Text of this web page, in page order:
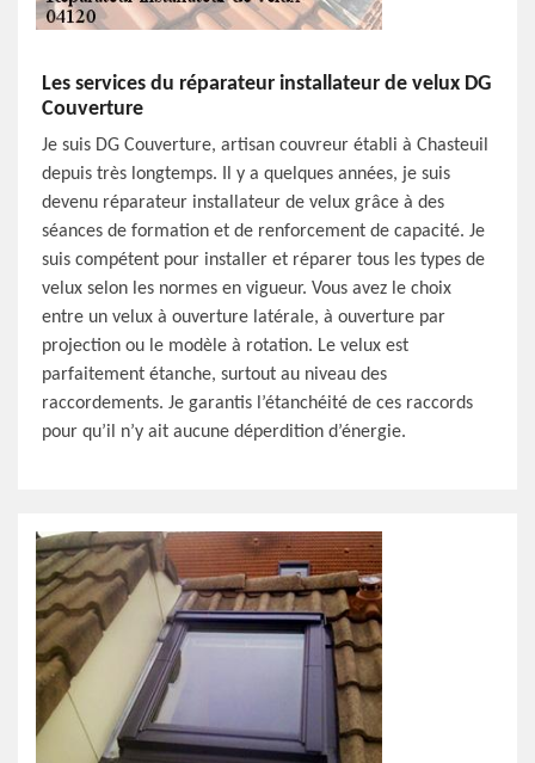
Les services du réparateur installateur de velux DG
Couverture
Je suis DG Couverture, artisan couvreur établi à Chasteuil
depuis très longtemps. Il y a quelques années, je suis
devenu réparateur installateur de velux grâce à des
séances de formation et de renforcement de capacité. Je
suis compétent pour installer et réparer tous les types de
velux selon les normes en vigueur. Vous avez le choix
entre un velux à ouverture latérale, à ouverture par
projection ou le modèle à rotation. Le velux est
parfaitement étanche, surtout au niveau des
raccordements. Je garantis l’étanchéité de ces raccords
pour qu’il n’y ait aucune déperdition d’énergie.